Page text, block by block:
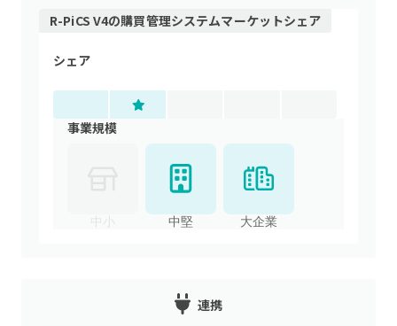
R-PiCS V4の購買管理システムマーケットシェア
シェア
事業規模
中堅 大企業
連携